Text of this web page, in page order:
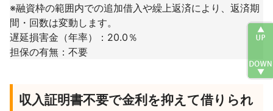
※融資枠の範囲内での追加借入や繰上返済により、返済期
間・回数は変動します。
遅延損害金（年率）：20.0％
担保の有無：不要
収入証明書不要で金利を抑えて借りられ